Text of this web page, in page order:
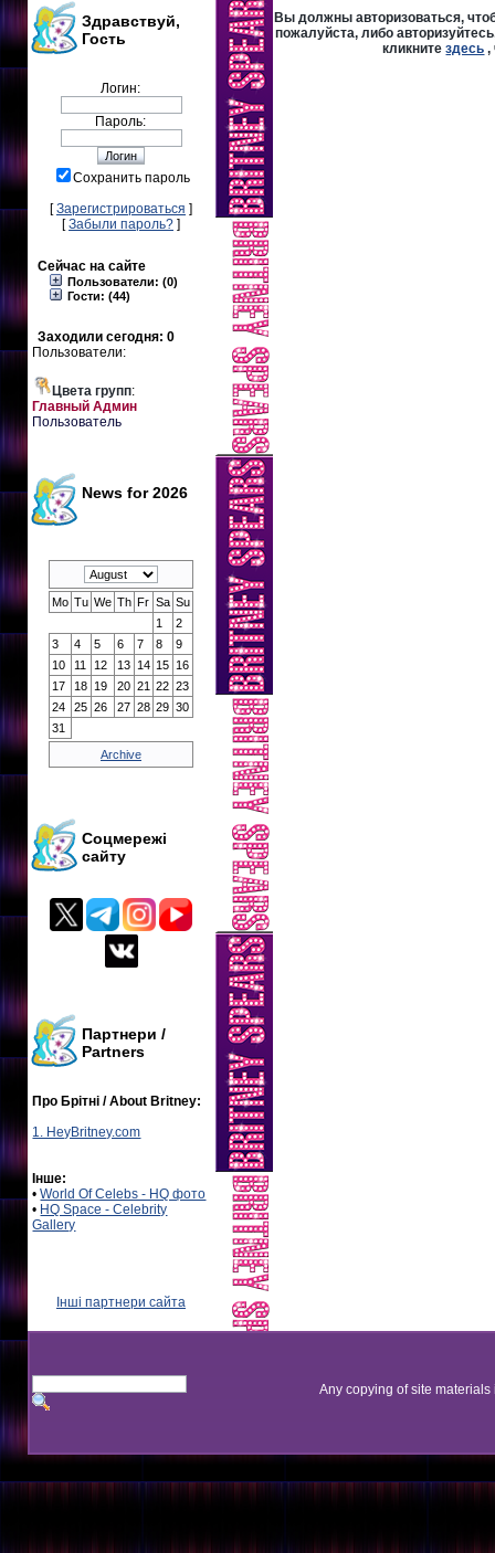
Здравствуй,
Гость
Логин:
Пароль:
Сохранить пароль
[Зарегистрироваться ]
[Забыли пароль? ]
Сейчас на сайте
Пользователи: (0)
Гости: (44)
Заходили сегодня: 0
Пользователи:
Цвета групп:
Главный Админ
Пользователь
News for 2026
Mo Tu We Th Fr Sa Su
1
2
3
4 5 6 7 8
9
10
11 12 13 14 15 16
17
18 19 20 21 22 23
24
25 26 27 28 29 30
31
Archive
Соцмережі
сайту
Партнери /
Partners
Про Брітні / About Britney:
1. HeyBritney.com
Інше:
•World Of Celebs - HQ фото
• HQ Space - Celebrity
Gallery
Інші партнери сайта
Вы должны авторизоваться,
пожалуйста, либо
кликнитездесь ,
Any copying of site